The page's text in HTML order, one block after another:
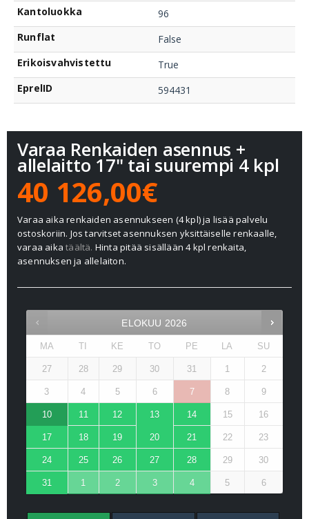
Kantoluokka
96
Runflat
False
Erikoisvahvistettu
True
EprelID
594431
Varaa Renkaiden asennus +
allelaitto 17" tai suurempi 4 kpl
40 126,00€
Varaa aika renkaiden asennukseen (4 kpl) ja lisää palvelu
ostoskoriin. Jos tarvitset asennuksen yksittäiselle renkaalle,
varaa aikatäältä. Hinta pitää sisällään 4 kpl renkaita,
asennuksen ja allelaiton.
ELOKUU 2026
MA TI KE TO PE LA SU
27 28 29 30 31 1 2
3 4 5 6 7 8 9
10 11 12 13 14 15 16
17 18 19 20 21 22 23
24 25 26 27 28 29 30
31 1 2 3 4 5 6